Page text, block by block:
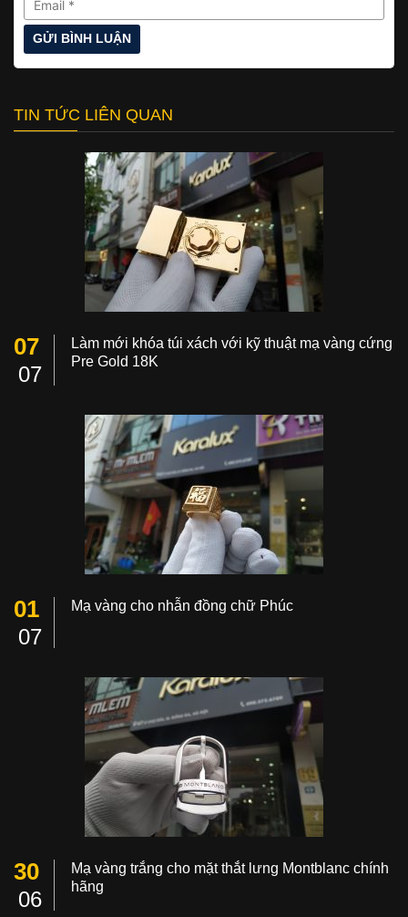
TIN TỨC LIÊN QUAN
07
07
Làm mới khóa túi xách với kỹ thuật mạ vàng cứng
Pre Gold 18K
01
07
Mạ vàng cho nhẫn đồng chữ Phúc
30
06
Mạ vàng trắng cho mặt thắt lưng Montblanc chính
hãng